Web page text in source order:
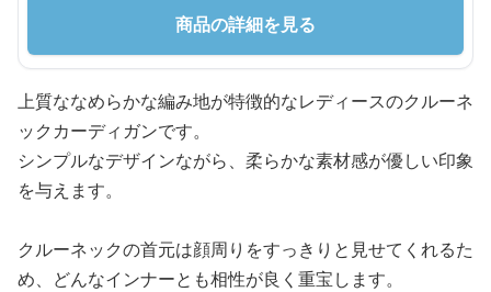
商品の詳細を見る
上質ななめらかな編み地が特徴的なレディースのクルーネ
ックカーディガンです。
シンプルなデザインながら、柔らかな素材感が優しい印象
を与えます。
クルーネックの首元は顔周りをすっきりと見せてくれるた
め、どんなインナーとも相性が良く重宝します。